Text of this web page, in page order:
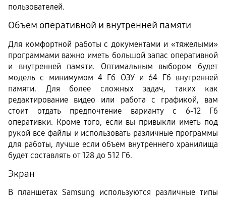
пользователей.
Объем оперативной и внутренней памяти
Для комфортной работы с документами и «тяжелыми»
программами важно иметь большой запас оперативной
и внутренней памяти. Оптимальным выбором будет
модель с минимумом 4 Гб ОЗУ и 64 Гб внутренней
памяти. Для более сложных задач, таких как
редактирование видео или работа с графикой, вам
стоит отдать предпочтение варианту с 6-12 Гб
оперативки. Кроме того, если вы привыкли иметь под
рукой все файлы и использовать различные программы
для работы, лучше если объем внутреннего хранилища
будет составлять от 128 до 512 Гб.
Экран
В планшетах Samsung используются различные типы